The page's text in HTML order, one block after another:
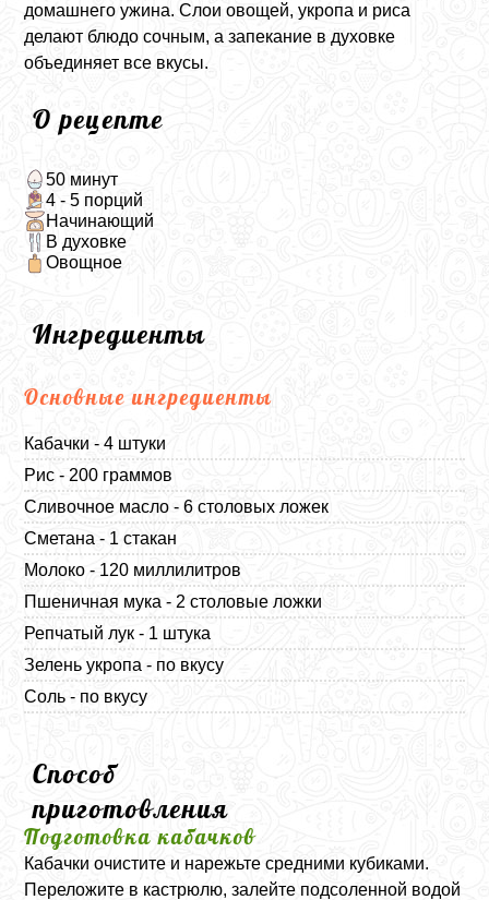
домашнего ужина. Слои овощей, укропа и риса
делают блюдо сочным, а запекание в духовке
объединяет все вкусы.
О рецепте
50 минут
4 - 5 порций
Начинающий
В духовке
Овощное
Ингредиенты
Основные ингредиенты
Кабачки - 4 штуки
Рис - 200 граммов
Сливочное масло - 6 столовых ложек
Сметана - 1 стакан
Молоко - 120 миллилитров
Пшеничная мука - 2 столовые ложки
Репчатый лук - 1 штука
Зелень укропа - по вкусу
Соль - по вкусу
Способ
приготовления
Подготовка кабачков
Кабачки очистите и нарежьте средними кубиками.
Переложите в кастрюлю, залейте подсоленной водой